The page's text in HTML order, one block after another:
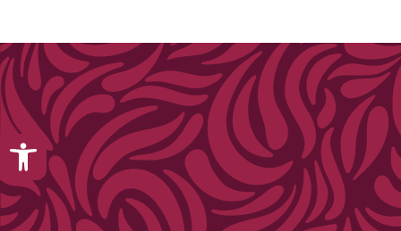
Open toolbar